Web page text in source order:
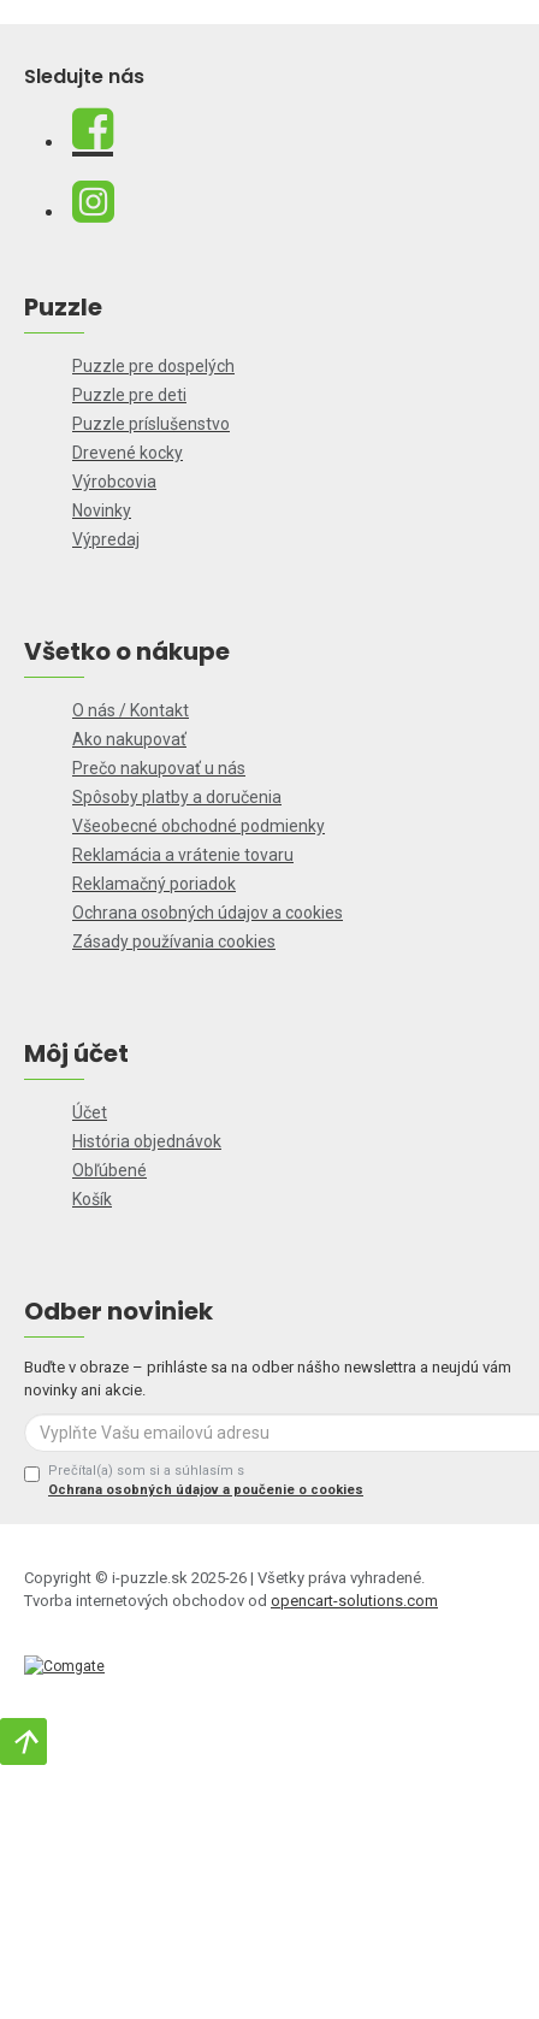
Sledujte nás
Puzzle
Puzzle pre dospelých
Puzzle pre deti
Puzzle príslušenstvo
Drevené kocky
Výrobcovia
Novinky
Výpredaj
Všetko o nákupe
O nás / Kontakt
Ako nakupovať
Prečo nakupovať u nás
Spôsoby platby a doručenia
Všeobecné obchodné podmienky
Reklamácia a vrátenie tovaru
Reklamačný poriadok
Ochrana osobných údajov a cookies
Zásady používania cookies
Môj účet
Účet
História objednávok
Obľúbené
Košík
Odber noviniek
Buďte v obraze – prihláste sa na odber nášho newslettra a neujdú vám
novinky ani akcie.
Prečítal(a) som si a súhlasím s
Ochrana osobných údajov a poučenie o cookies
Copyright © i-puzzle.sk 2025-26 | Všetky práva vyhradené.
Tvorba internetových obchodov od opencart-solutions.com